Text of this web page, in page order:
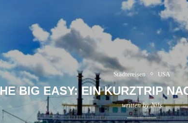
Städtereisen USA
BIG EASY: EIN KURZTRIP
written byNils